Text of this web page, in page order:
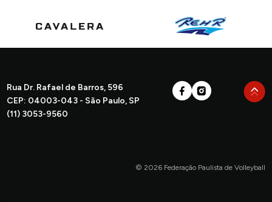
Rua Dr. Rafael de Barros, 596
CEP: 04003-043 - São Paulo, SP
(11) 3053-9560
© 2026 Federação Paulista de Volleyball